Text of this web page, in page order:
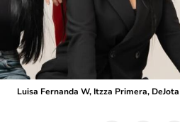
Luisa Fernanda W, Itzza Primera,